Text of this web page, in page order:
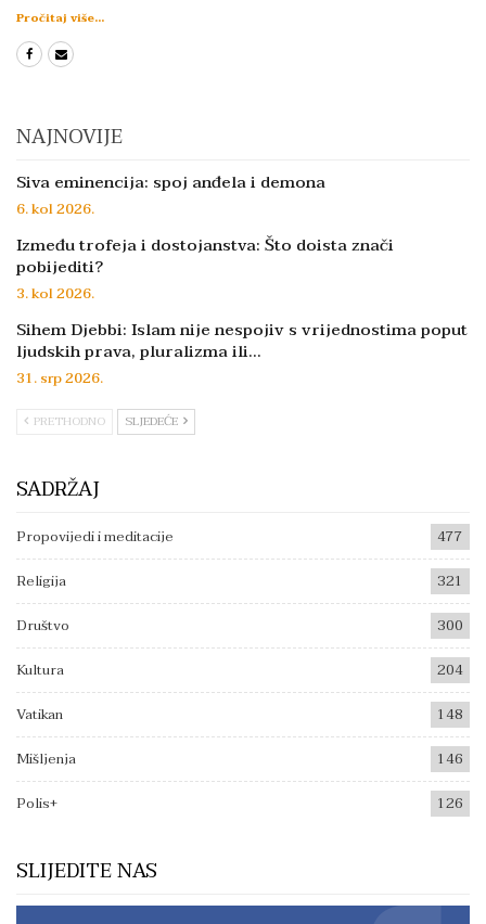
Pročitaj više...
NAJNOVIJE
Siva eminencija: spoj anđela i demona
6. kol 2026.
Između trofeja i dostojanstva: Što doista znači
pobijediti?
3. kol 2026.
Sihem Djebbi: Islam nije nespojiv s vrijednostima poput
ljudskih prava, pluralizma ili…
31. srp 2026.
PRETHODNO SLJEDEĆE
SADRŽAJ
Propovijedi i meditacije
477
Religija
321
Društvo
300
Kultura
204
Vatikan
148
Mišljenja
146
Polis+
126
SLIJEDITE NAS